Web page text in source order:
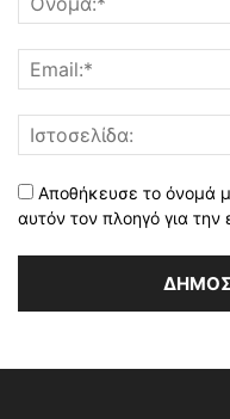
Αποθήκευσε το όνομά
αυτόν τον πλοηγό για